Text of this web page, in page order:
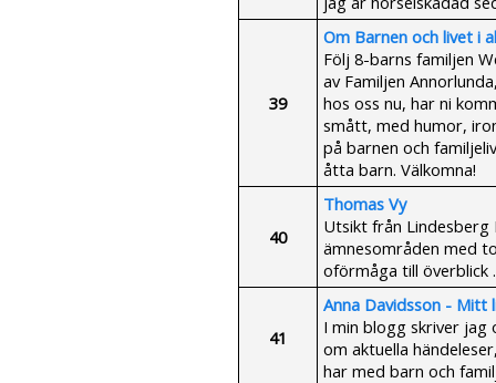
39
Om Barnen och livet i
Följ 8-barns familjen
av Familjen
hos oss nu, har ni
smått, med humor,
på barnen och
åtta barn. Välkomna!
40
Thomas Vy
Utsikt från Lindesberg
ämnesområden med
oförmåga till överblick .
41
Anna Davidsson - Mitt
I min blogg skriver jag
om aktuella
har med barn och